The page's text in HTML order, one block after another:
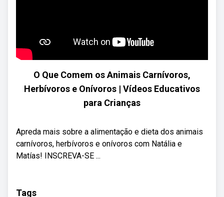
O Que Comem os Animais Carnívoros,
Herbívoros e Onívoros | Vídeos Educativos
para Crianças
Apreda mais sobre a alimentação e dieta dos animais
carnívoros, herbívoros e onívoros com Natália e
Matías! INSCREVA-SE ...
Tags